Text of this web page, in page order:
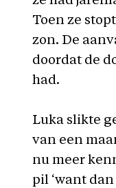
Toen ze
zon. De
doordat de
had.
Luka slikte
van een
nu meer
pil ‘want